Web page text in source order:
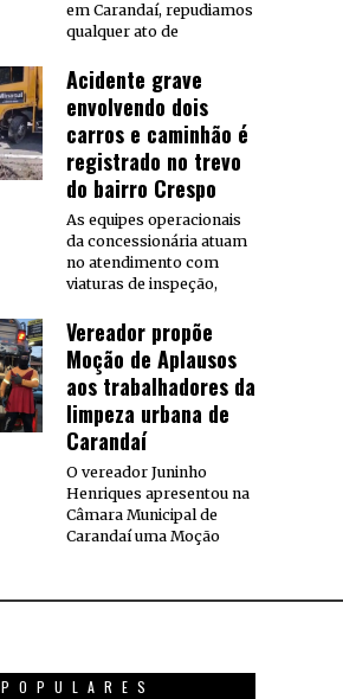
em Carandaí, repudiamos
qualquer ato de
Acidente grave
envolvendo dois
carros e caminhão é
registrado no trevo
do bairro Crespo
As equipes operacionais
da concessionária atuam
no atendimento com
viaturas de inspeção,
Vereador propõe
Moção de Aplausos
aos trabalhadores da
limpeza urbana de
Carandaí
O vereador Juninho
Henriques apresentou na
Câmara Municipal de
Carandaí uma Moção
POPULARES